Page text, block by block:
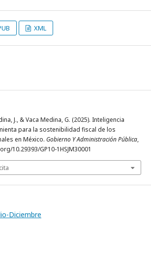
XML
J., & Vaca Medina, G. (2025). Inteligencia
para la sostenibilidad fiscal de los
en México. Gobierno Y Administración Pública,
10.29393/GP10-1HSJM30001
Diciembre